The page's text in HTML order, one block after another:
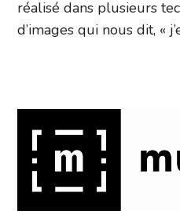
réalisé dans plusieurs
d’images qui nous dit, «